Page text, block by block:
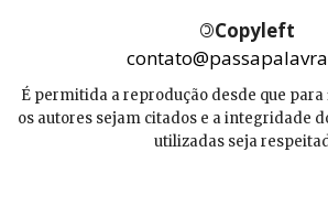
©Copyleft
É permitida a reprodução desde que
os autores sejam citados e a integridade
utilizadas seja